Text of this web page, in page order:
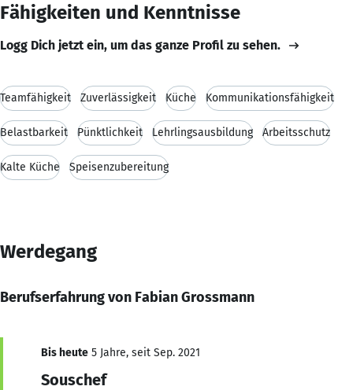
Fähigkeiten und Kenntnisse
Logg Dich jetzt ein, um das ganze Profil zu sehen.
Teamfähigkeit Zuverlässigkeit Küche Kommunikationsfähigkeit
Belastbarkeit Pünktlichkeit Lehrlingsausbildung Arbeitsschutz
Kalte Küche Speisenzubereitung
Werdegang
Berufserfahrung von Fabian Grossmann
Bis heute 5 Jahre, seit Sep. 2021
Souschef